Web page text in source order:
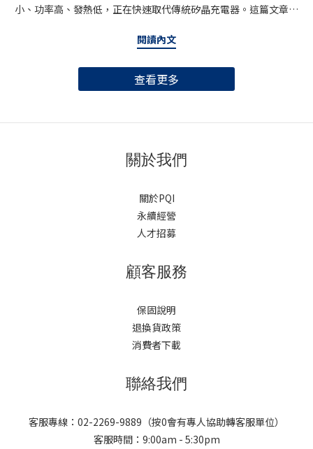
小、功率高、發熱低，正在快速取代傳統矽晶充電器。這篇文章帶
意的重點。什麼是GaN氮化鎵充電器？GaN（Gallium Nitride，氮
電子遷移率更高、耐高壓能力更強，能在更小的體積內處理更大的
牌到筆電品牌，甚至第三方配件廠，都陸續把充電器改用GaN技術
製造。GaN充電器的三大優勢1. 體積更小、更輕巧GaN晶片的能源
薄，出差、旅行帶一顆就能應付多台裝置。2. 發熱更低、更安全傳
統充電器長時間使用容易發燙，GaN材質因為能源損耗低，運作時
溫度相對穩定，長時間充電也更令人安心。3. 功率更高、支援多裝
多孔位、多埠同時供電的設計，一顆充電器就能同時幫手機、筆
注意什麼？在琳瑯滿目的GaN充電器產品中，建議從以下幾個面向
挑選：輸出功率是否符合你的裝置需求：筆電通常需要65W以上，
手機、耳機等小型裝置則30W以內已相當足夠，建議選擇支援智慧
Delivery）是目前主流快充協定，相容性高，幾乎所有iPhone、
Android旗艦機、筆電都能支援。孔位數量與接口類型：依照自己常
是Type-A。安全認證：留意是否具備過壓、過流、過熱等多重保護
閱讀內文
查看更多
關於我們
關於PQI
永續經營
人才招募
顧客服務
保固說明
退換貨政策
消費者下載
聯絡我們
客服專線：02-2269-9889（按0會有專人協助轉客服單位）
客服時間：9:00am - 5:30pm